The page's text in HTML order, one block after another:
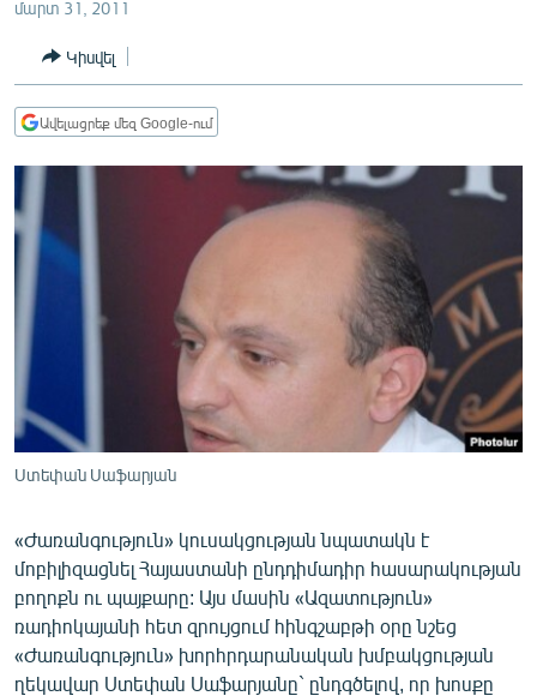
ՏՆՏԵՍՈՒԹՅՈՒՆ
ՂԱՐԱԲԱՂ
ՏԱՐԱԾԱՇՐՋԱՆ
ՄԻՋԱԶԳԱՅԻՆ
ՄՇԱԿՈՒՅԹ
ՍՊՈՐՏ
ՄԵԿՆԱԲԱՆՈՒԹՅՈՒՆ
ՏՏ ԵՒ ԻՆՏԵՐՆԵՏ
ՏԵՍԱՆՅՈՒԹԵՐ
ԲԱՆԱՎԵՃ
ՁԳՏԵԼՈՎ ԼԱՎԱԳՈՒՅՆԻՆ
ՓՈԴՔԱՍԹ
մարտ 31, 2011
Կիսվել
Ավելացրեք մեզ Google-ում
Ստեփան Սաֆարյան
«Ժառանգություն» կուսակցության նպատակն է
մոբիլիզացնել Հայաստանի ընդդիմադիր հասարակության
բողոքն ու պայքարը: Այս մասին «Ազատություն»
ռադիոկայանի հետ զրույցում հինգշաբթի օրը նշեց
«Ժառանգություն» խորհրդարանական խմբակցության
ղեկավար Ստեփան Սաֆարյանը` ընդգծելով, որ խոսքը